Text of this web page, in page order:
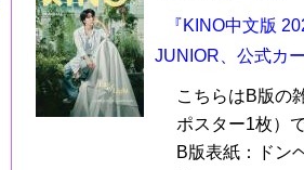
『KINO中文版
JUNIOR、公式カ
こちらはB版の
ポスター1枚）
B版表紙：ドン